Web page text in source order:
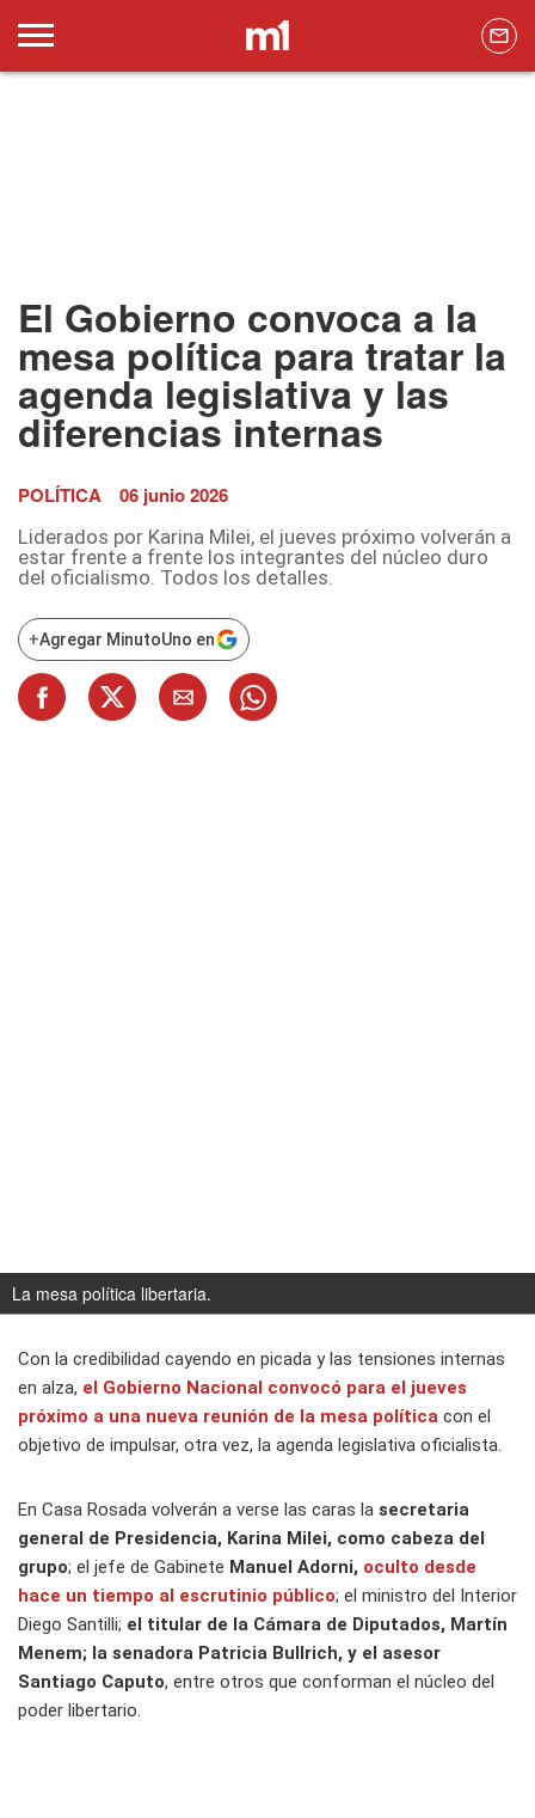
El Gobierno convoca a la
mesa política para tratar la
agenda legislativa y las
diferencias internas
POLÍTICA 06 junio 2026
Liderados por Karina Milei, el jueves próximo volverán a
estar frente a frente los integrantes del núcleo duro
del oficialismo. Todos los detalles.
+Agregar MinutoUno en
La mesa política libertaria.
Con la credibilidad cayendo en picada y las tensiones internas
en alza, el Gobierno Nacional convocó para el jueves
próximo a una nueva reunión de la mesa política con el
objetivo de impulsar, otra vez, la agenda legislativa oficialista.
En Casa Rosada volverán a verse las caras la secretaria
general de Presidencia, Karina Milei, como cabeza del
grupo; el jefe de Gabinete Manuel Adorni, oculto desde
hace un tiempo al escrutinio público; el ministro del Interior
Diego Santilli; el titular de la Cámara de Diputados, Martín
Menem; la senadora Patricia Bullrich, y el asesor
Santiago Caputo, entre otros que conforman el núcleo del
poder libertario.